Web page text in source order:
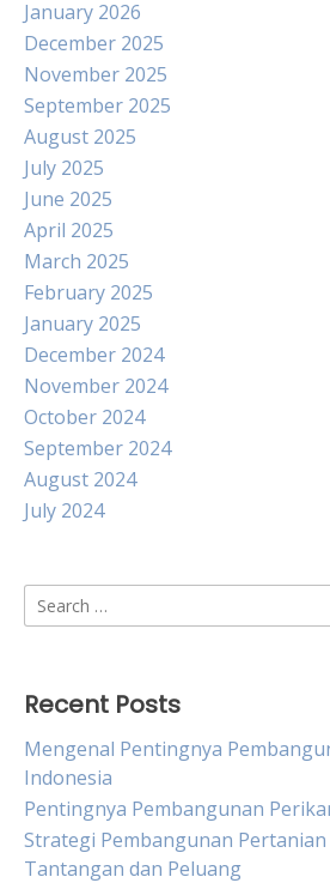
January 2026
December 2025
November 2025
September 2025
August 2025
July 2025
June 2025
April 2025
March 2025
February 2025
January 2025
December 2024
November 2024
October 2024
September 2024
August 2024
July 2024
Search
for:
Recent Posts
Mengenal Pentingnya
Indonesia
Pentingnya Pembangunan
Strategi Pembangunan Pertanian
Tantangan dan Peluang